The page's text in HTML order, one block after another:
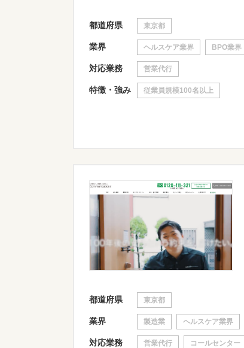
都道府県 東京都
業界 ヘルスケア業界 BPO業界
対応業務 営業代行
特徴・強み 従業員規模100名以上
都道府県 東京都
業界 製造業 ヘルスケア業界
対応業務 営業代行 コールセンター